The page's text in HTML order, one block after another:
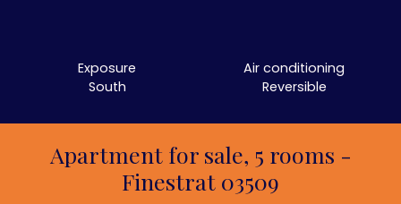
Exposure
South
Air conditioning
Reversible
Apartment for sale, 5 rooms -
Finestrat 03509